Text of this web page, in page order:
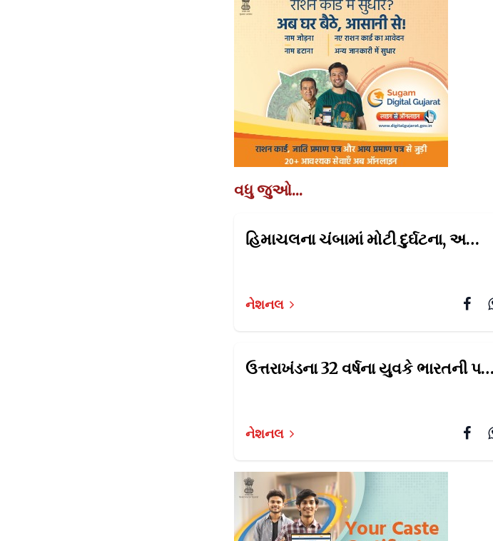
વધુ જુઓ...
હિમાચલના ચંબામાં મોટી દુર્ઘટના, અચાનક પહાડ પરથી
નેશનલ
ઉત્તરાખંડના 32 વર્ષના યુવકે ભારતની પહેલી ફ્લાઈંગ
નેશનલ